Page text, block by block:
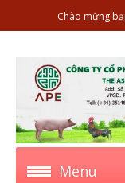
Chào mừng
Menu